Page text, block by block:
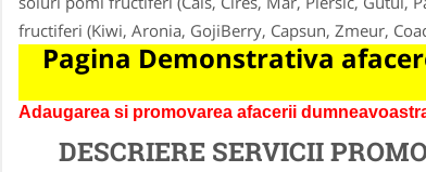
fructiferi (Kiwi, Aronia, GojiBerry, Capsun, Zmeur,
Pagina Demonstrativa
Adaugarea si promovarea afacerii
DESCRIERE SERVICII